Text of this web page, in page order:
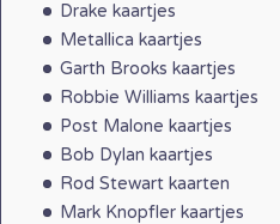
Drake kaartjes
Metallica kaartjes
Garth Brooks kaartjes
Robbie Williams kaartjes
Post Malone kaartjes
Bob Dylan kaartjes
Rod Stewart kaarten
Mark Knopfler kaartjes